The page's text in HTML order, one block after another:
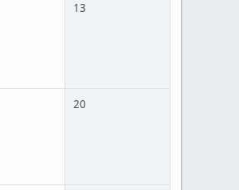
13
20